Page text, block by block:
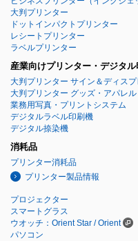
大判プリンター
ドットインパクトプリンター
レシートプリンター
ラベルプリンター
産業向けプリンター・デジタ
大判プリンター サイン＆ディスプ
大判プリンター グッズ・アパレ
業務用写真・プリントシステム
デジタルラベル印刷機
デジタル捺染機
消耗品
プリンター消耗品
プリンター製品情報
プロジェクター
スマートグラス
ウオッチ：Orient Star / Orient
パソコン